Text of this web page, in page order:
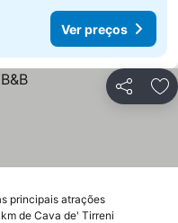
Ver preços
Partilhar
principais atraçõesVer preços
de Cava de' Tirreni